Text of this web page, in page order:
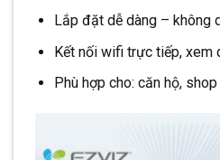
Lắp đặt dễ dàng – không
Kết nối wifi trực tiếp, xem
Phù hợp cho: căn hộ,